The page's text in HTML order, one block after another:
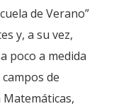
de Verano”
y, a su vez,
poco a medida
de